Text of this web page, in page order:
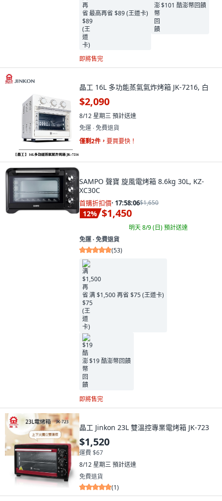
最高再省 $89 (王道卡)
$101 酷澎幣回饋
即將售完
晶工 16L 多功能蒸氣氣炸烤箱 JK-7216, 白
$2,090
8/12 星期三預計送達
免運 ∙ 免費退貨
僅剩2件， 要買要快！
SAMPO 聲寶 旋風電烤箱 8.6kg 30L, KZ-
XC30C
首購折扣價· 17:58:04$1,650
12% $1,450
明天 8/9 (日)預計送達
免運 ∙ 免費退貨
(53)
满 $1,500 再省 $75 (王道卡)
$19 酷澎幣回饋
即將售完
晶工 Jinkon 23L 雙溫控專業電烤箱 JK-723
$1,520
運費 $67
8/12 星期三預計送達
免費退貨
(1)